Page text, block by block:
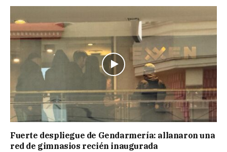
Fuerte despliegue de Gendarmería: allanaron una
red de gimnasios recién inaugurada